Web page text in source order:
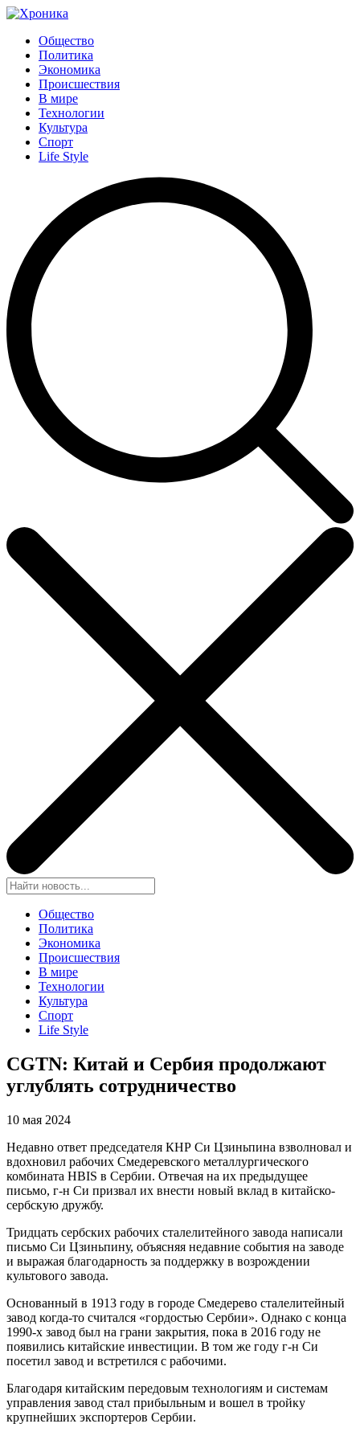
Общество
Политика
Экономика
Происшествия
В мире
Технологии
Культура
Спорт
Life Style
Общество
Политика
Экономика
Происшествия
В мире
Технологии
Культура
Спорт
Life Style
CGTN: Китай и Сербия продолжают
углублять сотрудничество
10 мая 2024
Недавно ответ председателя КНР Си Цзиньпина взволновал и
вдохновил рабочих Смедеревского металлургического
комбината HBIS в Сербии. Отвечая на их предыдущее
письмо, г-н Си призвал их внести новый вклад в китайско-
сербскую дружбу.
Тридцать сербских рабочих сталелитейного завода написали
письмо Си Цзиньпину, объясняя недавние события на заводе
и выражая благодарность за поддержку в возрождении
культового завода.
Основанный в 1913 году в городе Смедерево сталелитейный
завод когда-то считался «гордостью Сербии». Однако с конца
1990-х завод был на грани закрытия, пока в 2016 году не
появились китайские инвестиции. В том же году г-н Си
посетил завод и встретился с рабочими.
Благодаря китайским передовым технологиям и системам
управления завод стал прибыльным и вошел в тройку
крупнейших экспортеров Сербии.